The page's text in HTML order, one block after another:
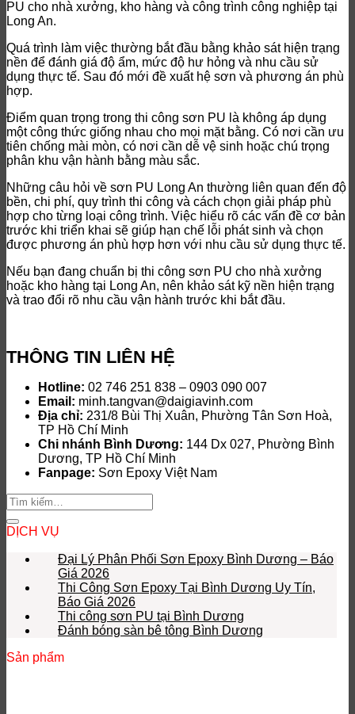
PU cho nhà xưởng, kho hàng và công trình công nghiệp tại
Long An.
Quá trình làm việc thường bắt đầu bằng khảo sát hiện trạng
nền để đánh giá độ ẩm, mức độ hư hỏng và nhu cầu sử
dụng thực tế. Sau đó mới đề xuất hệ sơn và phương án phù
hợp.
Điểm quan trọng trong thi công sơn PU là không áp dụng
một công thức giống nhau cho mọi mặt bằng. Có nơi cần ưu
tiên chống mài mòn, có nơi cần dễ vệ sinh hoặc chú trọng
phân khu vận hành bằng màu sắc.
Những câu hỏi về sơn PU Long An thường liên quan đến độ
bền, chi phí, quy trình thi công và cách chọn giải pháp phù
hợp cho từng loại công trình. Việc hiểu rõ các vấn đề cơ bản
trước khi triển khai sẽ giúp hạn chế lỗi phát sinh và chọn
được phương án phù hợp hơn với nhu cầu sử dụng thực tế.
Nếu bạn đang chuẩn bị thi công sơn PU cho nhà xưởng
hoặc kho hàng tại Long An, nên khảo sát kỹ nền hiện trạng
và trao đổi rõ nhu cầu vận hành trước khi bắt đầu.
THÔNG TIN LIÊN HỆ
Hotline: 02 746 251 838 – 0903 090 007
Email: minh.tangvan@daigiavinh.com
Địa chỉ: 231/8 Bùi Thị Xuân, Phường Tân Sơn Hoà,
TP Hồ Chí Minh
Chi nhánh Bình Dương: 144 Dx 027, Phường Bình
Dương, TP Hồ Chí Minh
Fanpage: Sơn Epoxy Việt Nam
DỊCH VỤ
Đại Lý Phân Phối Sơn Epoxy Bình Dương – Báo
Giá 2026
Thi Công Sơn Epoxy Tại Bình Dương Uy Tín,
Báo Giá 2026
Thi công sơn PU tại Bình Dương
Đánh bóng sàn bê tông Bình Dương
Sản phẩm